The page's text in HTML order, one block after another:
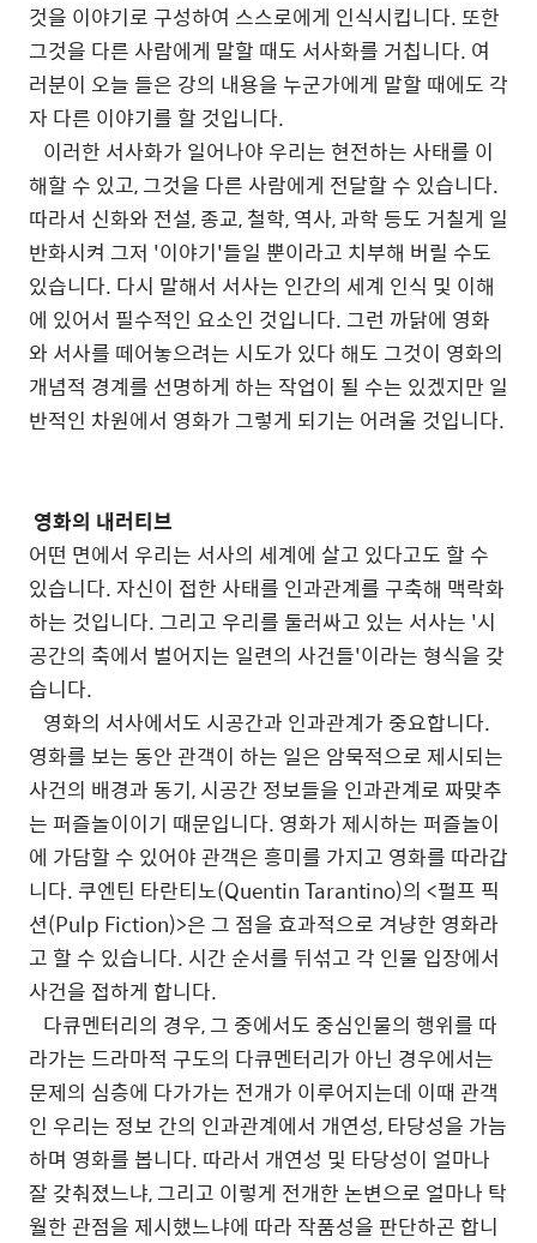
것을 이야기로 구성하여 스스로에게 인식시킵니다. 또한
그것을 다른 사람에게 말할 때도 서사화를 거칩니다. 여
러분이 오늘 들은 강의 내용을 누군가에게 말할 때에도 각
자 다른 이야기를 할 것입니다.
이러한 서사화가 일어나야 우리는 현전하는 사태를 이
해할 수 있고,그것을 다른 사람에게 전달할 수 있습니다.
따라서 신화와 전설,종교,철학,역사,과학 등도 거칠게 일
반화시켜 그저 '이야기'들일 뿐이라고 치부해 버릴 수도
있습니다. 다시 말해서 서사는 인간의 세계 인식 및 이해
에 있어서 필수적인 요소인 것입니다. 그런 까닭에 영화
와 서사를 떼어놓으려는 시도가 있다해도 그것이 영화의
개념적 경계를 선명하게 하는 작업이 될 수는 있겠지만 일
반적인 차원에서 영화가 그렇게 되기는 어려울 것입니다.
영화의 내러티브
어떤 면에서 우리는 서사의 세계에 살고 있다고도 할 수
있습니다. 자신이 접한 사태를 인과관계를 구축해 맥락화
하는 것입니다. 그리고 우리를 둘러싸고 있는 서사는 '시
공간의 축에서 벌어지는 일련의 사건들'이라는 형식을 갖
습니다.
영화의 서사에서도 시공간과 인과관계가 중요합니다.
영화를 보는 동안 관객이 하는 일은 암묵적으로 제시되는
사건의 배경과 동기, 시공간 정보들을 인과관계로 짜맞추
는 퍼즐놀이이기 때문입니다. 영화가 제시하는 퍼즐놀이
에 가담할 수 있어야 관객은 흥미를 가지고 영화를 따라갑
니다. 쿠엔틴 타란티노(Quentin Tarantino)의 <펄프 픽
션(Pulp Fiction)>은 그 점을 효과적으로 겨냥한 영화라
고 할 수 있습니다. 시간 순서를 뒤섞고 각 인물 입장에서
사건을 접하게 합니다.
다큐멘터리의 경우, 그 중에서도 중심인물의 행위를 따
라가는 드라마적 구도의 다큐멘터리가 아닌 경우에서는
문제의 심층에 다가가는 전개가 이루어지는데 이때 관객
인 우리는 정보 간의 인과관계에서 개연성, 타당성을 가늠
하며 영화를 봅니다. 따라서 개연성 및 타당성이 얼마나
잘 갖춰졌느냐, 그리고 이렇게 전개한 논변으로 얼마나 탁
월한 관점을 제시했느냐에 따라 작품성을 판단하곤 합니